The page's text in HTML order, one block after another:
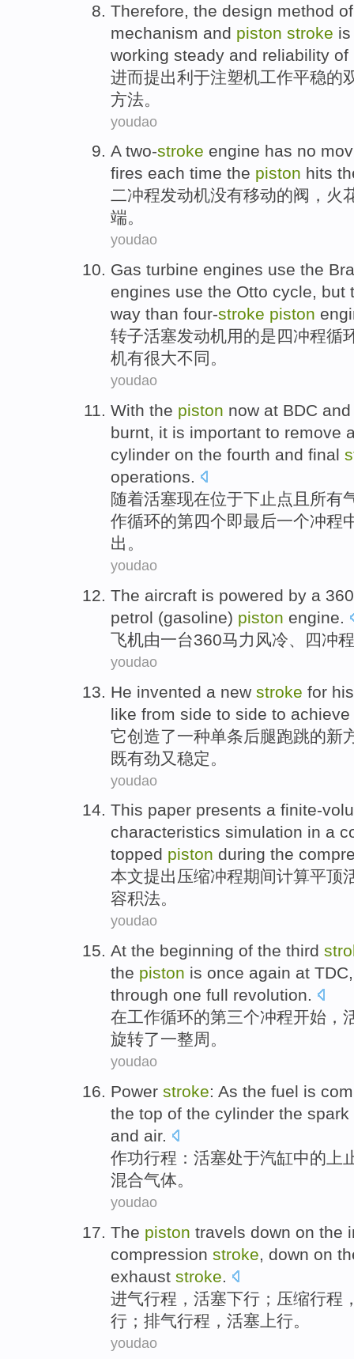
Therefore , the design method of
mechanism and piston stroke
working steady and reliability of
进而提出利于注塑机工作平稳的
方法。
youdao
A two-stroke engine has no
fires each time the piston hits
二冲程发动机没有移动的阀 ， 火
端。
youdao
Gas turbine engines use the
engines use the Otto cycle, but
way than four-stroke piston
转子活塞发动机用的是四冲程循
机有很大不同 。
youdao
With the piston now at BDC
burnt, it is important to remove
cylinder on the fourth and final
operations.
随着活塞现在位于下止点且 所有
作循环的第四个即最后一个冲程
出 。
youdao
The aircraft is powered by a 360
petrol (gasoline) piston engine.
飞机由一台360马力 风冷、 四冲程
youdao
He invented a new stroke for
like from side to side to achieve
它创造了一种单条后腿跑跳的新
既有劲又 稳定 。
youdao
This paper presents a finite-
characteristics simulation in a
topped piston during the
本文提出 压缩冲程期间计算平顶
容积法。
youdao
At the beginning of the third
the piston is once again at TDC
through one full revolution.
在工作循环的第三个冲程开始 ，
旋转了一整周。
youdao
Power stroke: As the fuel is
the top of the cylinder the
and air.
作功行程 ： 活塞处于汽缸中的 上
混合气体。
youdao
The piston travels down on the
compression stroke, down on
exhaust stroke.
进气行程 ， 活塞下行； 压缩行程
行 ； 排气行程，活塞上行。
youdao